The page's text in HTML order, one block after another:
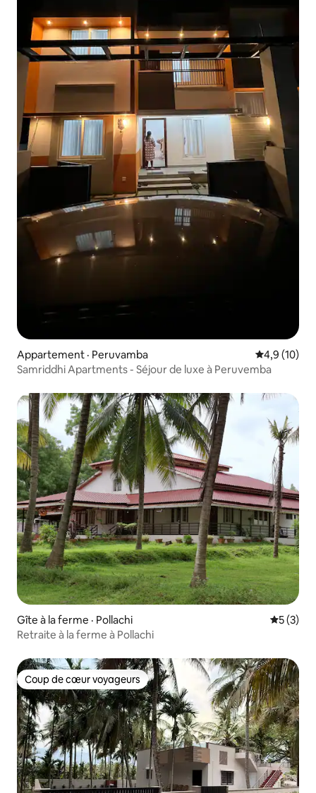
Appartement · Peruvamba Note
4,9 (10)
Samriddhi Apartments - Séjour de luxe à Peruvemba
Gîte à la ferme · Pollachi Note
5 (3)
Retraite à la ferme à Pollachi
Coup de cœur voyageurs
Coup de cœur voyageurs